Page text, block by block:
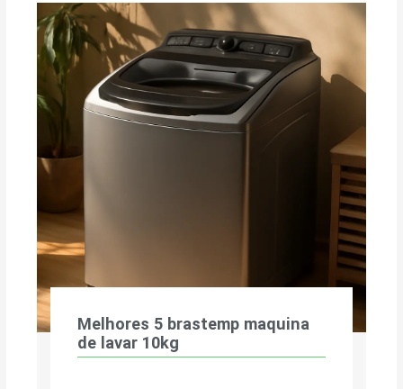
Melhores 5 brastemp maquina
de lavar 10kg